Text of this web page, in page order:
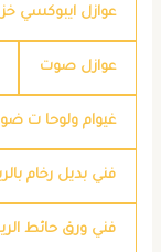
عوازل ايبوكسي
عوازل صوت
غيوام ولوحا ت
فني بديل رخام
فني ورق حائط